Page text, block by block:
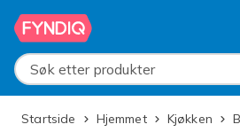
Hopp til hovedinnhold
Søk etter produkter
Startside Hjemmet Kjøkken